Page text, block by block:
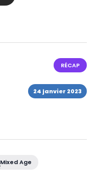
RÉCAP
24 janvier 2023
Mixed Age